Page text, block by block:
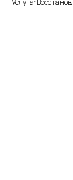
Услуга: